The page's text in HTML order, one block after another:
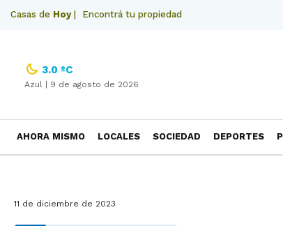
Casas de Hoy| Encontrá tu propiedad
3.0 ºC
Azul | 9 de agosto de 2026
AHORA MISMO LOCALES SOCIEDAD DEPORTES
11 de diciembre de 2023